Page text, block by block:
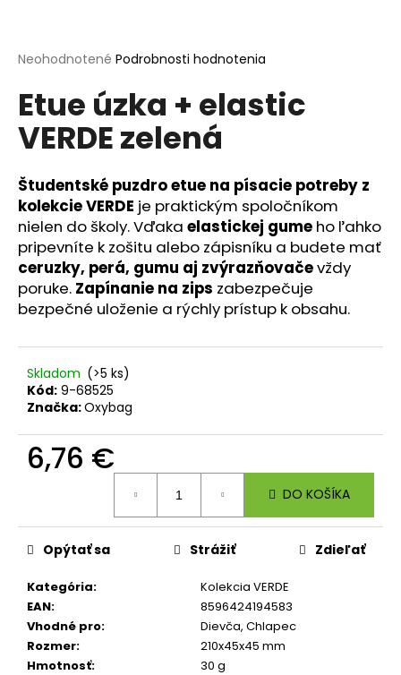
Priemerné
produktu
je
0,0
z
hviezdičiek.
Neohodnotené Podrobnosti hodnotenia
Etue úzka + elastic
VERDE zelená
Študentské puzdro etue na písacie potreby z
kolekcieVERDE je praktickým spoločníkom
nielen do školy. Vďaka elastickej gume ho ľahko
pripevníte k zošitu alebo zápisníku a budete mať
ceruzky, perá, gumu aj zvýrazňovačevždy
poruke. Zapínanie na zips zabezpečuje
bezpečné uloženie a rýchly prístup k obsahu.
Skladom (>5 ks)
Kód: 9-68525
Značka:Oxybag
6,76 €
DO KOŠÍKA
Kategória:
Kolekcia VERDE
EAN:
8596424194583
Vhodné pro:
Dievča, Chlapec
Rozmer:
210x45x45 mm
Hmotnosť: 30 g
Opýtať sa Strážiť Zdieľať
s
ť
?
HĽADAŤ
O
d
o
ú
č
m
NA
ZOŠITY
A4
FUTBAL
CHAMPIONSHIP
5,96
€